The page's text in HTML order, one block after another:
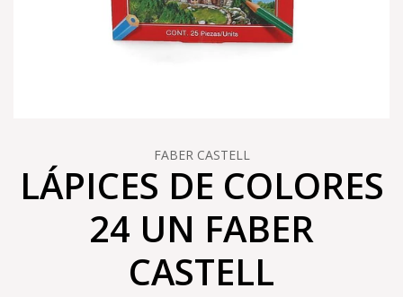
FABER CASTELL
LÁPICES DE COLORES
24 UN FABER
CASTELL